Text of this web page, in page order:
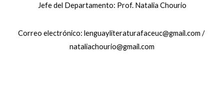
Jefe del Departamento: Prof. Natalia Chourio
Correo electrónico: lenguayliteraturafaceuc@gmail.com /
nataliachourio@gmail.com